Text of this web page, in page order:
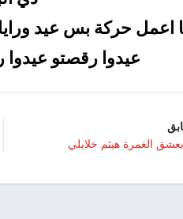
اعمل حركة بس عيد
عيدوا رقصتو
الغمرة هيثم خلايلي